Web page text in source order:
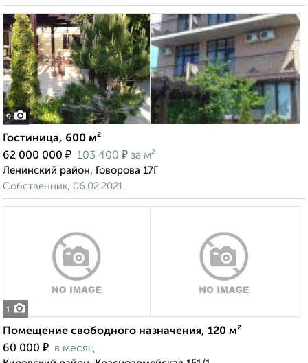
9
Гостиница, 600 м²
62 000 000 ₽ 103 400 ₽ за м²
Ленинский район, Говорова 17Г
Собственник, 06.02.2021
1
Помещение свободного назначения, 120 м²
60 000 ₽ в месяц